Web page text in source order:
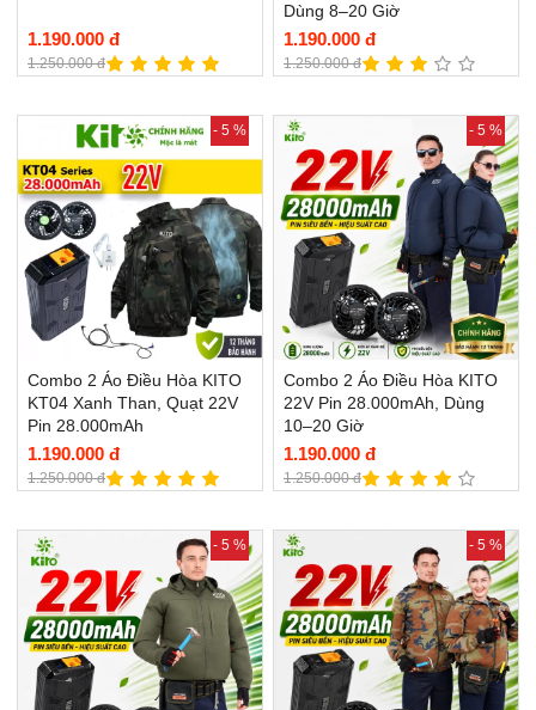
1.190.000 đ
1.250.000 đ
Dùng 8–20 Giờ
1.190.000 đ
1.250.000 đ
- 5 %
Combo 2 Áo Điều Hòa KITO
KT04 Xanh Than, Quạt 22V
Pin 28.000mAh
1.190.000 đ
1.250.000 đ
- 5 %
Combo 2 Áo Điều Hòa KITO
22V Pin 28.000mAh, Dùng
10–20 Giờ
1.190.000 đ
1.250.000 đ
- 5 % - 5 %